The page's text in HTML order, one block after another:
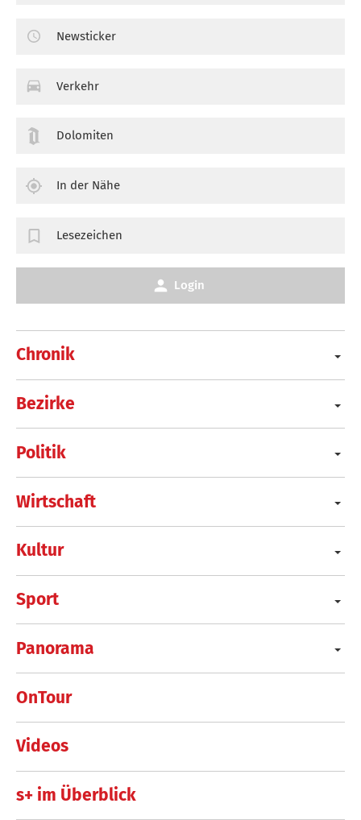
Chronik
Bezirke
Politik
Wirtschaft
Kultur
Sport
Panorama
OnTour
Videos
s+ im Überblick
Newsticker
Verkehr
Dolomiten
In der Nähe
Lesezeichen
Login